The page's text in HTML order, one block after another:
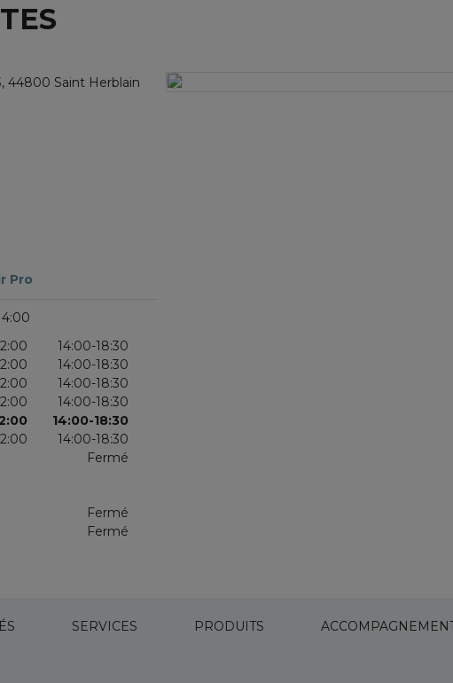
44800 Saint Herblain
Pro
14:00-18:30
14:00-18:30
14:00-18:30
14:00-18:30
14:00-18:30
14:00-18:30
Fermé
Fermé
Fermé
SERVICES PRODUITS